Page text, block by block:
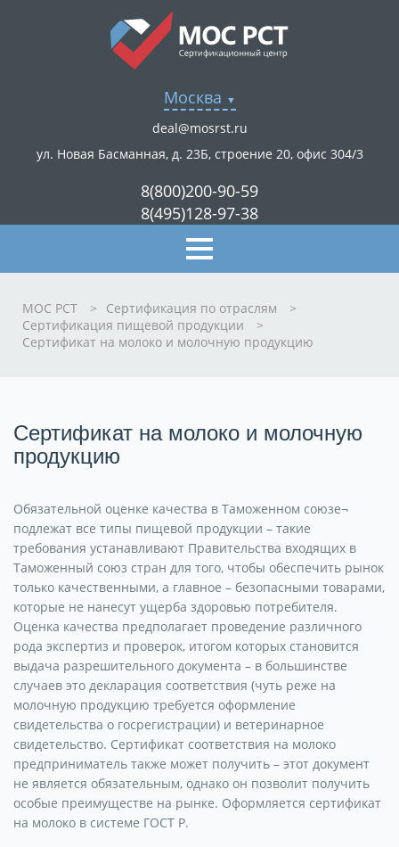
Москва
deal@mosrst.ru
ул. Новая Басманная, д. 23Б, строение 20, офис 304/3
8(800)200-90-59
8(495)128-97-38
МОС РСТ > Сертификация по отраслям
>
Сертификация пищевой продукции
>
Сертификат на молоко и молочную продукцию
Сертификат на молоко и молочную
продукцию
Обязательной оценке качества в Таможенном союзе¬
подлежат все типы пищевой продукции – такие
требования устанавливают Правительства входящих в
Таможенный союз стран для того, чтобы обеспечить рынок
только качественными, а главное – безопасными товарами,
которые не нанесут ущерба здоровью потребителя.
Оценка качества предполагает проведение различного
рода экспертиз и проверок, итогом которых становится
выдача разрешительного документа – в большинстве
случаев это декларация соответствия (чуть реже на
молочную продукцию требуется оформление
свидетельства о госрегистрации) и ветеринарное
свидетельство. Сертификат соответствия на молоко
предприниматель также может получить – этот документ
не является обязательным, однако он позволит получить
особые преимуществе на рынке. Оформляется сертификат
на молоко в системе ГОСТ Р.